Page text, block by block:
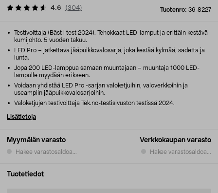
Tuotenro: 36-8227
4.6 (304)
Myymälän varasto
Hakee varastosaldoa...
Verkkokaupan varasto
Hakee varastosaldoa...
Testivoittaja (Bäst i test 2024). Tehokkaat LED-lamput ja erittäin kestävä
kumijohto. 5 vuoden takuu.
LED Pro – jatkettava jääpuikkovalosarja, joka kestää kylmää, sadetta ja
lunta.
Jopa 200 LED-lamppua samaan muuntajaan – muuntaja 1000 LED-
lampulle myydään erikseen.
Voidaan yhdistää LED Pro -sarjan valoketjuihin, valoverkkoihin ja
useampiin jääpuikkovalosarjoihin.
Valoketjujen testivoittaja Tek.no-testisivuston testissä 2024.
Lisätietoja
Tuotetiedot